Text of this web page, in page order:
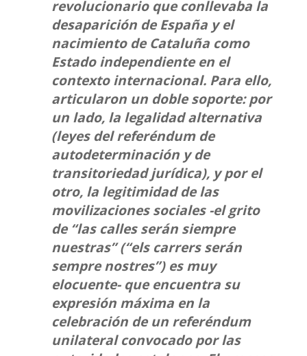
revolucionario que conllevaba la
desaparición de España y el
nacimiento de Cataluña como
Estado independiente en el
contexto internacional. Para ello,
articularon un doble soporte: por
un lado, la legalidad alternativa
(leyes del referéndum de
autodeterminación y de
transitoriedad jurídica), y por el
otro, la legitimidad de las
movilizaciones sociales -el grito
de “las calles serán siempre
nuestras” (“els carrers serán
sempre nostres”) es muy
elocuente- que encuentra su
expresión máxima en la
celebración de un referéndum
unilateral convocado por las